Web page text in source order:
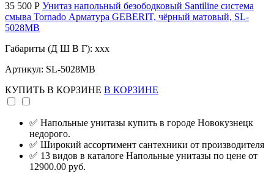
35 500 Р Унитаз напольный безободковый Santiline система
смыва Tornado Арматура GEBERIT, чёрный матовый, SL-
5028MB
Габариты (Д Ш В Г): xxx
Артикул: SL-5028MB
КУПИТЬ В КОРЗИНЕ В КОРЗИНЕ
✅ Напольные унитазы купить в городе Новокузнецк
недорого.
✅ Широкий ассортимент сантехники от производителя
✅ 13 видов в каталоге Напольные унитазы по цене от
12900.00 руб.